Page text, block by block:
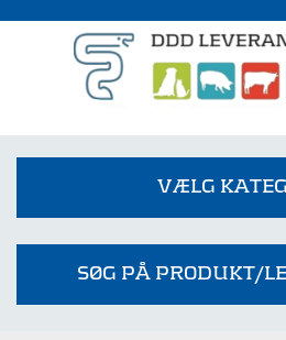
VÆLG
SØG PÅ PRODUKT/